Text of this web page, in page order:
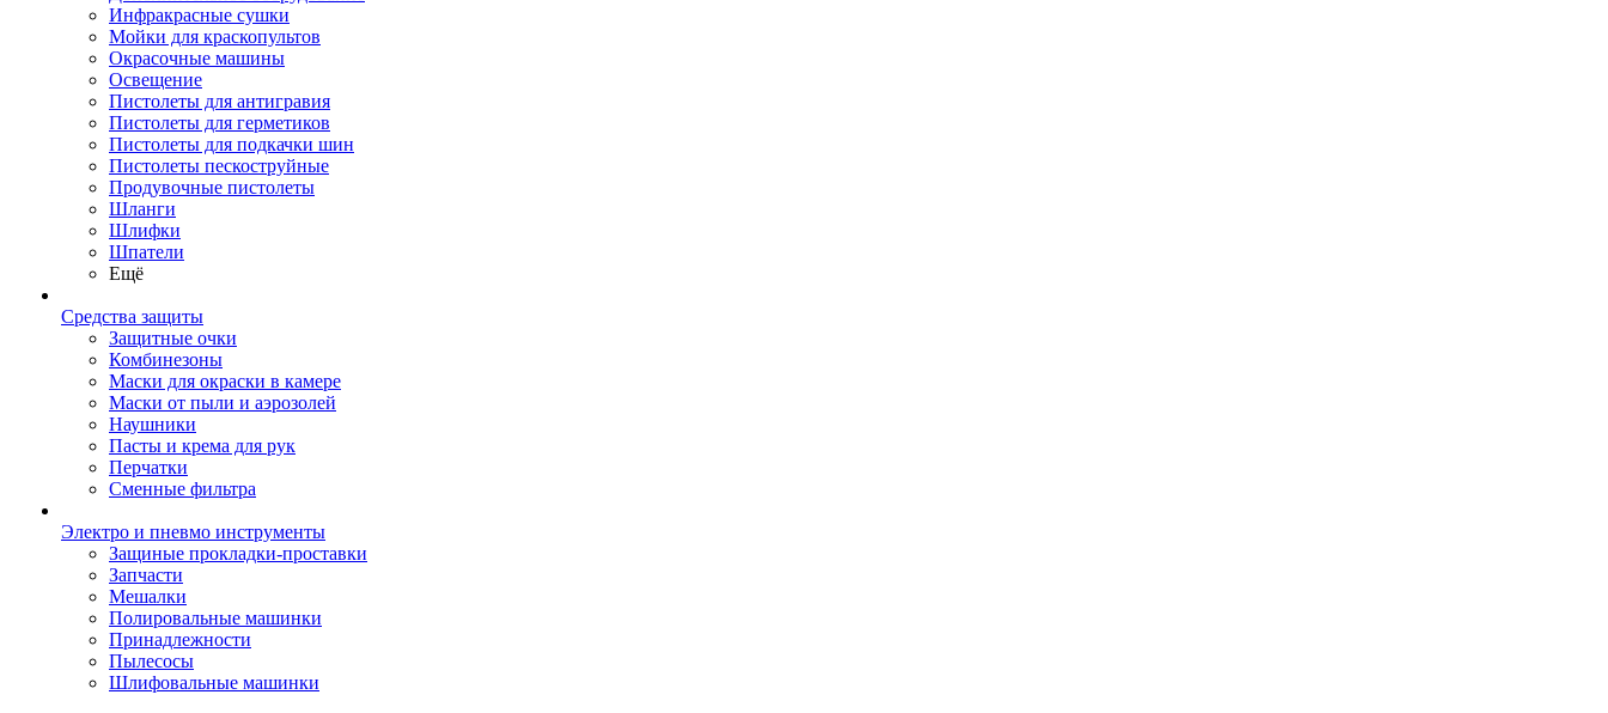
Инфракрасные сушки
Мойки для краскопультов
Окрасочные машины
Освещение
Пистолеты для антигравия
Пистолеты для герметиков
Пистолеты для подкачки шин
Пистолеты пескоструйные
Продувочные пистолеты
Шланги
Шлифки
Шпатели
Ещё
Средства защиты
Защитные очки
Комбинезоны
Маски для окраски в камере
Маски от пыли и аэрозолей
Наушники
Пасты и крема для рук
Перчатки
Сменные фильтра
Электро и пневмо инструменты
Защиные прокладки-проставки
Запчасти
Мешалки
Полировальные машинки
Принадлежности
Пылесосы
Шлифовальные машинки